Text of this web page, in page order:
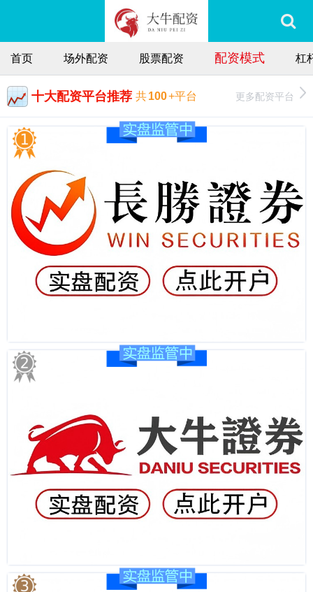
首页 场外配资 股票配资 配资模式 杠
十大配资平台推荐 共100+平台 更多配资平台